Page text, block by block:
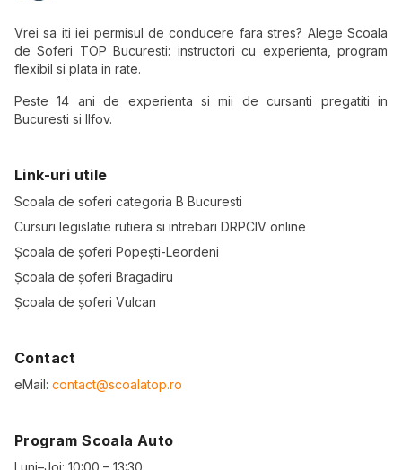
Vrei sa iti iei permisul de conducere fara stres? Alege Scoala
de Soferi TOP Bucuresti: instructori cu experienta, program
flexibil si plata in rate.
Peste 14 ani de experienta si mii de cursanti pregatiti in
Bucuresti si Ilfov.
Link-uri utile
Scoala de soferi categoria B Bucuresti
Cursuri legislatie rutiera si intrebari DRPCIV online
Școala de șoferi Popești-Leordeni
Școala de șoferi Bragadiru
Școala de șoferi Vulcan
Contact
eMail: contact@scoalatop.ro
Program Scoala Auto
Luni–Joi: 10:00 – 13:30